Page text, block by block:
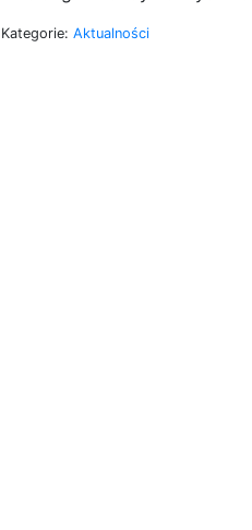
Kategorie: Aktualności